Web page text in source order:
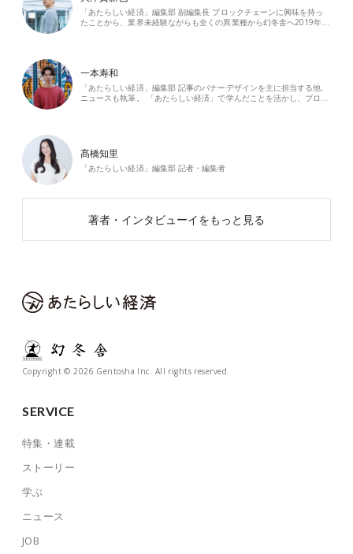
「あたらしい経済」編集部 副編集長 ブロックチェーンに興味を持っ
たことから、業界未経験ながらも全くの異業種から幻冬舎へ2019年…
一本寿和
「あたらしい経済」編集部 記事のバナーデザインを主に担当する他、
ニュースも執筆。 「あたらしい経済」で学んだことを活かし、ブロ…
髙橋知里
「あたらしい経済」編集部 記者・編集者
著者・インタビューイをもっと見る
Copyright © 2026 Gentosha Inc. All rights reserved.
SERVICE
特集・連載
ストーリー
学ぶ
ニュース
JOB